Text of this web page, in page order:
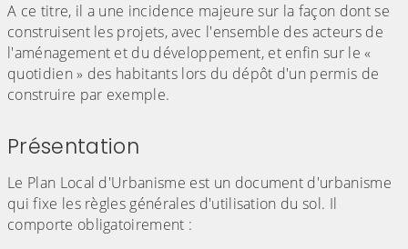
A ce titre, il a une incidence majeure sur la façon dont se
construisent les projets, avec l'ensemble des acteurs de
l'aménagement et du développement, et enfin sur le «
quotidien » des habitants lors du dépôt d'un permis de
construire par exemple.
Présentation
Le Plan Local d'Urbanisme est un document d'urbanisme
qui fixe les règles générales d'utilisation du sol. Il
comporte obligatoirement :